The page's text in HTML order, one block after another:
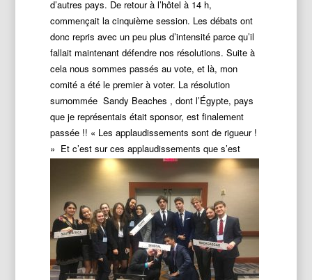
d’autres pays. De retour à l’hôtel à 14 h,
commençait la cinquième session. Les débats ont
donc repris avec un peu plus d’intensité parce qu’il
fallait maintenant défendre nos résolutions. Suite à
cela nous sommes passés au vote, et là, mon
comité a été le premier à voter. La résolution
surnommée Sandy Beaches , dont l’Égypte, pays
que je représentais était sponsor, est finalement
passée !! « Les applaudissements sont de rigueur !
» Et c’est sur cesapplaudissements que s’est